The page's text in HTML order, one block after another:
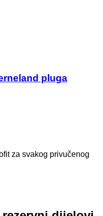
pluga
za svakog privučenog